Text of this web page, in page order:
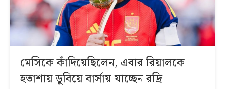
মেসিকে কাঁদিয়েছিলেন, এবার রিয়ালকে
হতাশায় ডুবিয়ে বার্সায় যাচ্ছেন রদ্রি